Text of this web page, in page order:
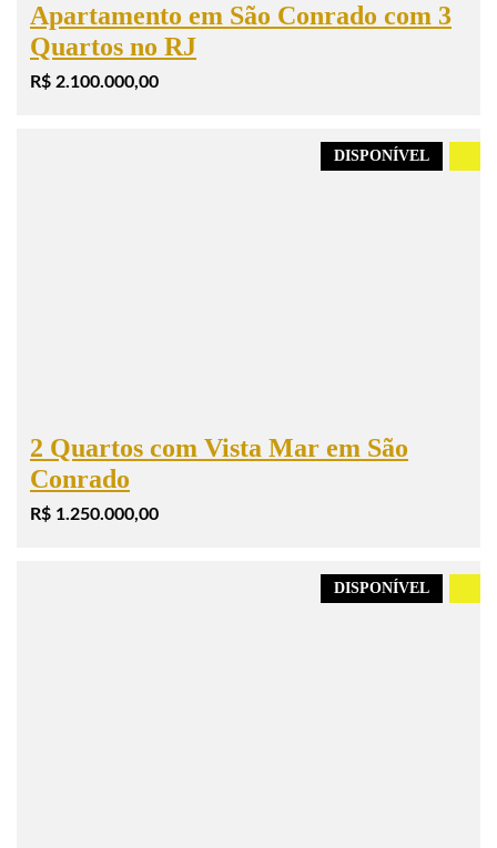
Apartamento em São Conrado com 3
Quartos no RJ
R$ 2.100.000,00
DISPONÍVEL
2 Quartos com Vista Mar em São
Conrado
R$ 1.250.000,00
DISPONÍVEL